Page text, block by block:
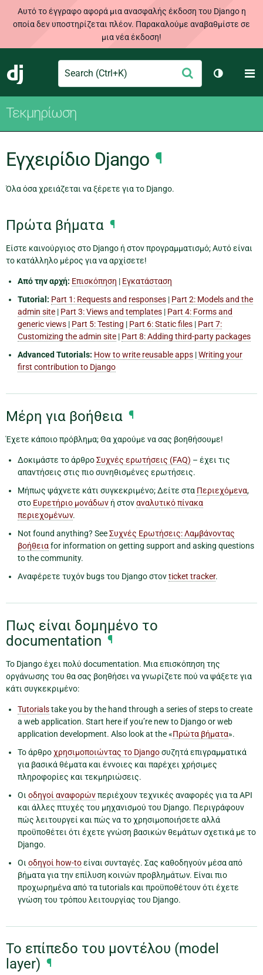
Αυτό το έγγραφο αφορά μια ανασφαλής έκδοση του Django η
οποία δεν υποστηρίζεται πλέον. Παρακαλούμε αναβαθμίστε σε
μια νέα έκδοση!
Django
Search Υποβολή
Toggle
Τεκμηρίωση
Εγχειρίδιο Django ¶
Όλα όσα χρειάζεται να ξέρετε για το Django.
Πρώτα βήματα ¶
Είστε καινούργιος στο Django ή στον προγραμματισμό; Αυτό είναι
το κατάλληλο μέρος για να αρχίσετε!
Από την αρχή: Επισκόπηση | Εγκατάσταση
Tutorial: Part 1: Requests and responses | Part 2: Models and the
admin site | Part 3: Views and templates | Part 4: Forms and
generic views | Part 5: Testing | Part 6: Static files | Part 7:
Customizing the admin site | Part 8: Adding third-party packages
Advanced Tutorials: How to write reusable apps |Writing your
first contribution to Django
Μέρη για βοήθεια ¶
Έχετε κάποιο πρόβλημα; Θα χαρούμε να σας βοηθήσουμε!
Δοκιμάστε το άρθροΣυχνές ερωτήσεις (FAQ) – έχει τις
απαντήσεις στις πιο συνηθισμένες ερωτήσεις.
Μήπως ψάχνετε κάτι συγκεκριμένο; Δείτε στα Περιεχόμενα,
στο Ευρετήριο μονάδων ή στοναναλυτικό πίνακα
περιεχομένων.
Not found anything? SeeΣυχνές Ερωτήσεις: Λαμβάνοντας
βοήθειαfor information on getting support and asking questions
to the community.
Αναφέρετε τυχόν bugs του Django στονticket tracker.
Πως είναι δομημένο το
documentation ¶
Το Django έχει πολύ documentation. Μια επισκόπηση της
οργάνωσης του θα σας βοηθήσει να γνωρίζετε πού να ψάξετε για
κάτι συγκεκριμένο:
Tutorialstake you by the hand through a series of steps to create
a web application. Start here if you’re new to Django or web
application development. Also look at the «Πρώτα βήματα».
Το άρθροχρησιμοποιώντας το Djangoσυζητά επιγραμματικά
για βασικά θέματα και έννοιες και παρέχει χρήσιμες
πληροφορίες και τεκμηριώσεις.
Οι οδηγοί αναφορώνπεριέχουν τεχνικές αναφορές για τα API
και άλλες πτυχές του μηχανισμού του Django. Περιγράφουν
πώς λειτουργεί και πώς να το χρησιμοποιήσετε αλλά
προϋποθέτει ότι έχετε γνώση βασικών θεμάτων σχετικά με το
Django.
Οι οδηγοί how-toείναι συνταγές. Σας καθοδηγούν μέσα από
βήματα για την επίλυση κοινών προβλημάτων. Είναι πιο
προχωρημένα από τα tutorials και προϋποθέτουν ότι έχετε
γνώση του τρόπου λειτουργίας του Django.
Το επίπεδο του μοντέλου (model
layer) ¶